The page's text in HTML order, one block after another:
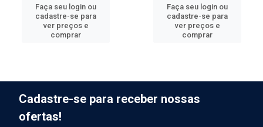
Faça seu login ou
cadastre-se para
ver preços e
comprar
Faça seu login ou
cadastre-se para
ver preços e
comprar
Cadastre-se para receber nossas
ofertas!